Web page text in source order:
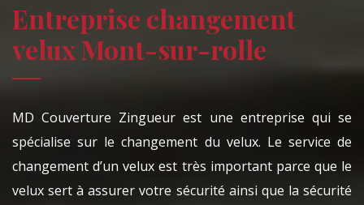
Entreprise changement
velux Mont-sur-rolle
MD Couverture Zingueur est une entreprise qui se
spécialise sur le changement du velux. Le service de
changement d’un velux est très important parce que le
velux sert à assurer votre sécurité ainsi que la sécurité